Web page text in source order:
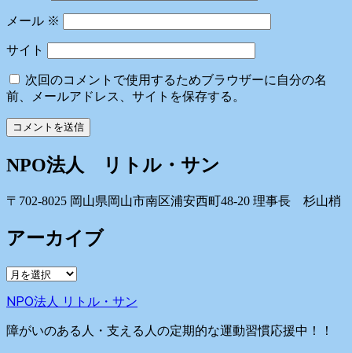
メール ※
サイト
次回のコメントで使用するためブラウザーに自分の名
前、メールアドレス、サイトを保存する。
NPO法人 リトル・サン
〒702-8025 岡山県岡山市南区浦安西町48-20 理事長 杉山梢
アーカイブ
ア
カ
イ
ブ
NPO法人 リトル・サン
障がいのある人・支える人の定期的な運動習慣応援中！！